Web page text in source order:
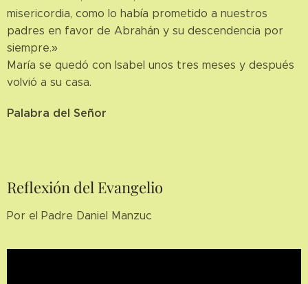
misericordia, como lo había prometido a nuestros
padres en favor de Abrahán y su descendencia por
siempre.»
María se quedó con Isabel unos tres meses y después
volvió a su casa.
Palabra del Señor
Reflexión del Evangelio
Por el Padre Daniel Manzuc